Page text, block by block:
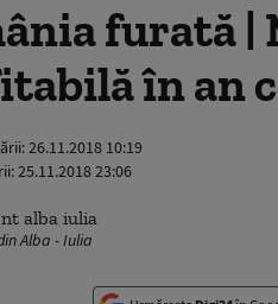
furată |
în an
26.11.2018 10:19
25.11.2018 23:06
Alba - Iulia